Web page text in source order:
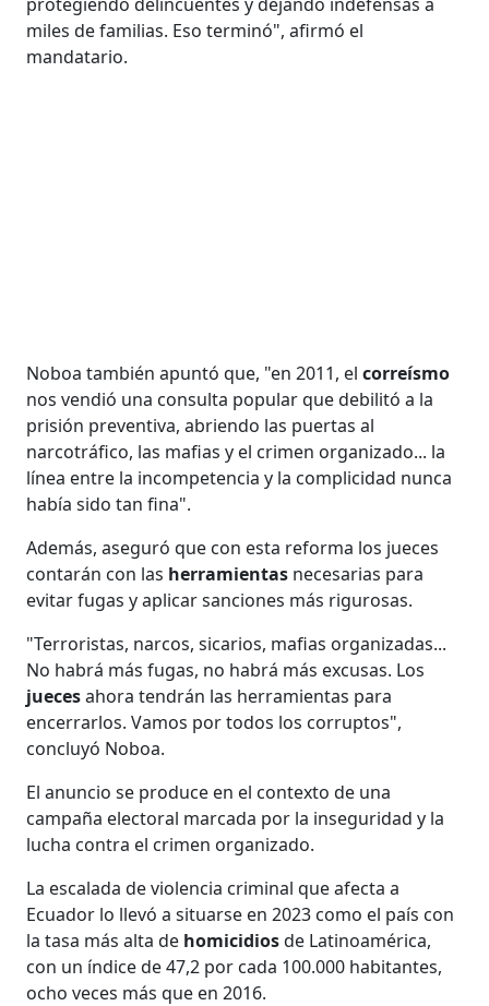
miles de familias. Eso terminó", afirmó el
mandatario.
Noboa también apuntó que, "en 2011, elcorreísmo
nos vendió una consulta popular que debilitó a la
prisión preventiva, abriendo las puertas al
narcotráfico, las mafias y el crimen organizado... la
línea entre la incompetencia y la complicidad nunca
había sido tan fina".
Además, aseguró que con esta reforma los jueces
contarán con las herramientas necesarias para
evitar fugas y aplicar sanciones más rigurosas.
"Terroristas, narcos, sicarios, mafias organizadas...
No habrá más fugas, no habrá más excusas. Los
juecesahora tendrán las herramientas para
encerrarlos. Vamos por todos los corruptos",
concluyó Noboa.
El anuncio se produce en el contexto de una
campaña electoral marcada por la inseguridad y la
lucha contra el crimen organizado.
La escalada de violencia criminal que afecta a
Ecuador lo llevó a situarse en 2023 como el país con
la tasa más alta de homicidiosde Latinoamérica,
con un índice de 47,2 por cada 100.000 habitantes,
ocho veces más que en 2016.